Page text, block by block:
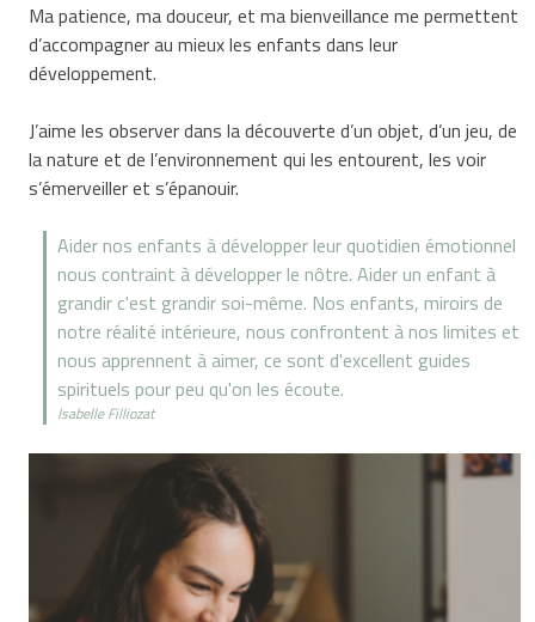
Ma patience, ma douceur, et ma bienveillance me permettent
d’accompagner au mieux les enfants dans leur
développement.
J’aime les observer dans la découverte d’un objet, d’un jeu, de
la nature et de l’environnement qui les entourent, les voir
s’émerveiller et s’épanouir.
Aider nos enfants à développer leur quotidien émotionnel
nous contraint à développer le nôtre. Aider un enfant à
grandir c'est grandir soi-même. Nos enfants, miroirs de
notre réalité intérieure, nous confrontent à nos limites et
nous apprennent à aimer, ce sont d'excellent guides
spirituels pour peu qu'on les écoute.
Isabelle Filliozat